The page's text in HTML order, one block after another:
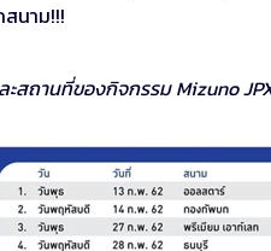
นาม!!!
ะสถานที่ของกิจกรรม Mizuno